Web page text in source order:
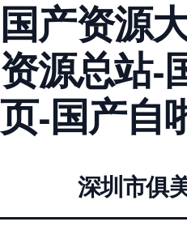
国产资源
资源总站-
页-国产自
深圳市俱